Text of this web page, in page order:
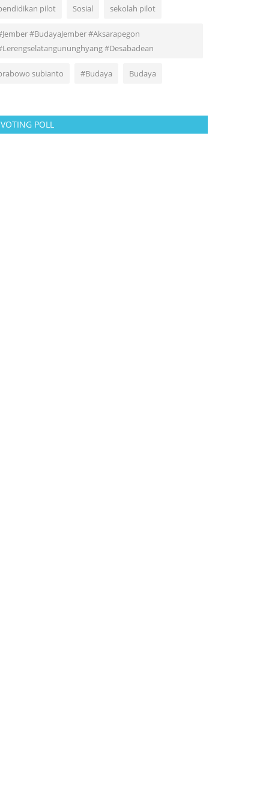
pilot Sosial sekolah pilot
#BudayaJember #Aksarapegon
#Desabadean
subianto #Budaya Budaya
VOTING POLL